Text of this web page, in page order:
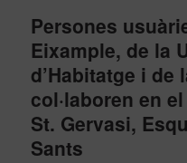
Persones
Eixample, de la
d’Habitatge i de
col·laboren en
St. Gervasi,
Sants